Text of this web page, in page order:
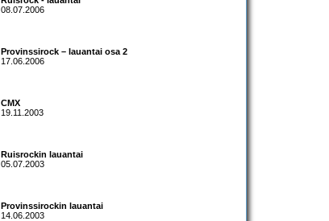
08.07.2006
Provinssirock – lauantai osa 2
17.06.2006
CMX
19.11.2003
Ruisrockin lauantai
05.07.2003
Provinssirockin lauantai
14.06.2003